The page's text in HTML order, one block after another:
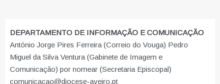
DEPARTAMENTO DE INFORMAÇÃO E COMUNICAÇÃO
António Jorge Pires Ferreira (Correio do Vouga) Pedro
Miguel da Silva Ventura (Gabinete de Imagem e
Comunicação) por nomear (Secretaria Episcopal)
comunicacao@diocese-aveiro.pt